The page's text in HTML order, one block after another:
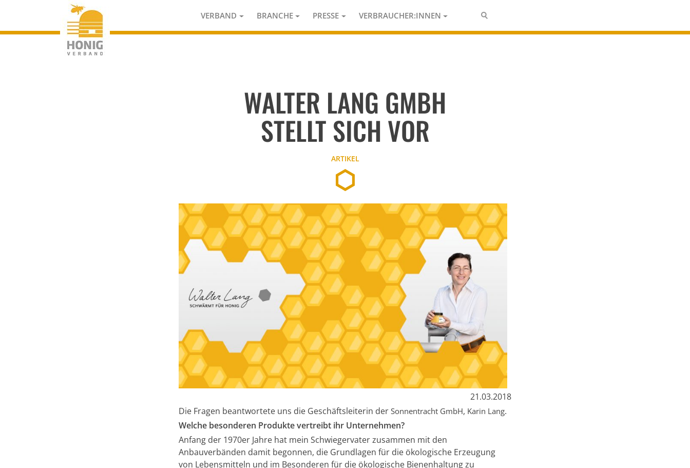
VERBAND BRANCHE PRESSE VERBRAUCHER:INNEN
WALTER LANG GMBH
STELLT SICH VOR
ARTIKEL
21.03.2018
Die Fragen beantwortete uns die Geschäftsleiterin derSonnentracht GmbH, Karin Lang.
Welche besonderen Produkte vertreibt ihr Unternehmen?
Anfang der 1970er Jahre hat mein Schwiegervater zusammen mit den
Anbauverbänden damit begonnen, die Grundlagen für die ökologische Erzeugung
von Lebensmitteln und im Besonderen für die ökologische Bienenhaltung zu